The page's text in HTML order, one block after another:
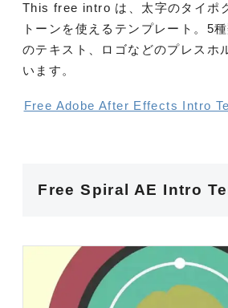
This free intro は、太字のタイポ
トーンを使えるテンプレート。5
のテキスト、ロゴなどのプレスホ
います。
Free Adobe After Effects Intro
Free Spiral AE Intro